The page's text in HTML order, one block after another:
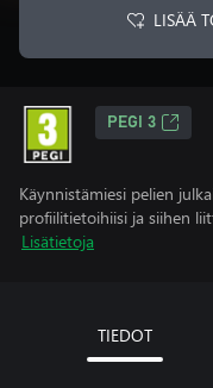
LISÄÄ
PEGI 3
Käynnistämiesi pelien
profiilitietoihiisi ja siihen
Lisätietoja
TIEDOT